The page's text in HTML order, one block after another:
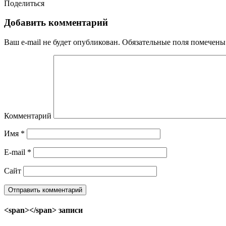
Поделиться
Добавить комментарий
Ваш e-mail не будет опубликован. Обязательные поля
Комментарий
Имя *
E-mail *
Сайт
<span></span> записи